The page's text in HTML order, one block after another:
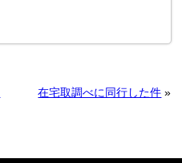
在宅取調べに同行した件 »